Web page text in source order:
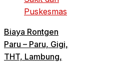
Biaya Rontgen
Paru – Paru, Gigi,
THT, Lambung,